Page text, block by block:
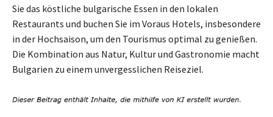
Sie das köstliche bulgarische Essen in den lokalen
Restaurants und buchen Sie im Voraus Hotels, insbesondere
in der Hochsaison, um den Tourismus optimal zu genießen.
Die Kombination aus Natur, Kultur und Gastronomie macht
Bulgarien zu einem unvergesslichen Reiseziel.